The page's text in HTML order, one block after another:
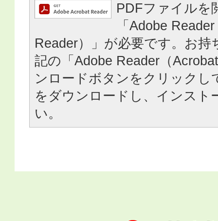
PDFファイルを
「Adobe
Reader）」が必要です。お持
記の「Adobe Reader（
ンロードボタンをクリックし
をダウンロードし、インスト
い。